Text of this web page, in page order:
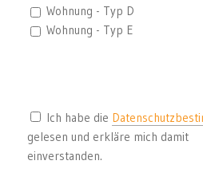
Wohnung - Typ D
Wohnung - Typ E
Ich habe die
gelesen und erkläre mich damit
einverstanden.